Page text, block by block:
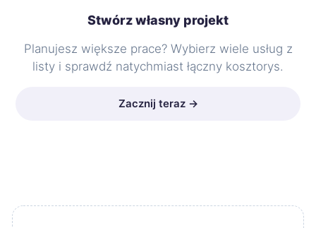
Stwórz własny projekt
Planujesz większe prace? Wybierz wiele usług z
listy i sprawdź natychmiast łączny kosztorys.
Zacznij teraz →